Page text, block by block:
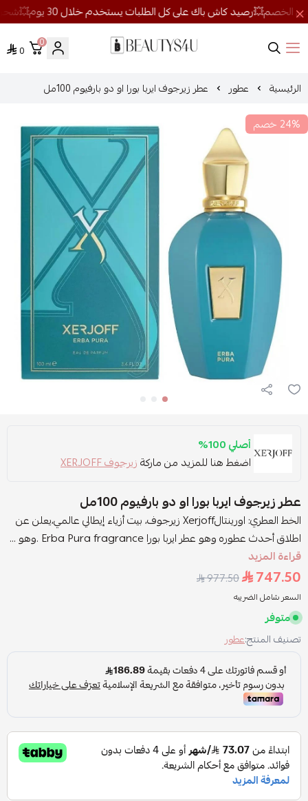
روائح الجمال
0
0
الرئيسية عطور
عطر زيرجوف ايربا بورا او دو بارفيوم 100مل
24% خصم
أصلي 100%
اضغط هنا للمزيد من ماركةزيرجوف XERJOFF
عطر زيرجوف ايربا بورا او دو بارفيوم 100مل
الخط العطري: اورينتالXerjoff زيرجوف، بيت أزياء إيطالي عالمي،يعلن عن
اطلاق أحدث عطوره وهو عطر ايربا بورا Erba Pura fragrance .وهو ...
قراءة المزيد
747.50
977.50
السعر شامل الضريبه
متوفر
تصنيف المنتج:عطور